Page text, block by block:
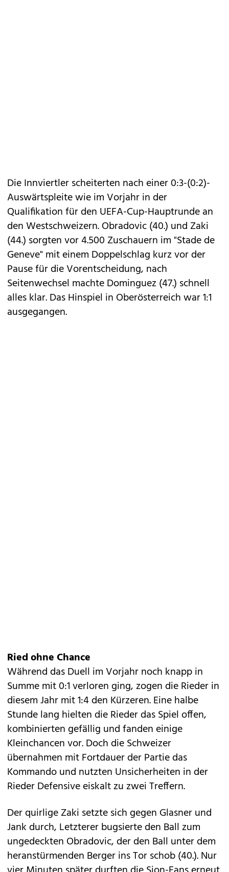
Die Innviertler scheiterten nach einer 0:3-(0:2)-
Auswärtspleite wie im Vorjahr in der
Qualifikation für den UEFA-Cup-Hauptrunde an
den Westschweizern. Obradovic (40.) und Zaki
(44.) sorgten vor 4.500 Zuschauern im "Stade de
Geneve" mit einem Doppelschlag kurz vor der
Pause für die Vorentscheidung, nach
Seitenwechsel machte Dominguez (47.) schnell
alles klar. Das Hinspiel in Oberösterreich war 1:1
ausgegangen.
Ried ohne Chance
Während das Duell im Vorjahr noch knapp in
Summe mit 0:1 verloren ging, zogen die Rieder in
diesem Jahr mit 1:4 den Kürzeren. Eine halbe
Stunde lang hielten die Rieder das Spiel offen,
kombinierten gefällig und fanden einige
Kleinchancen vor. Doch die Schweizer
übernahmen mit Fortdauer der Partie das
Kommando und nutzten Unsicherheiten in der
Rieder Defensive eiskalt zu zwei Treffern.
Der quirlige Zaki setzte sich gegen Glasner und
Jank durch, Letzterer bugsierte den Ball zum
ungedeckten Obradovic, der den Ball unter dem
heranstürmenden Berger ins Tor schob (40.). Nur